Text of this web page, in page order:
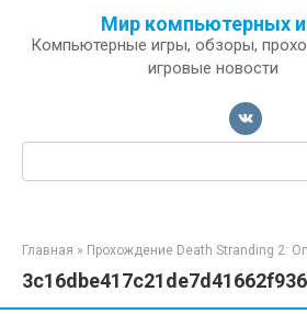
Мир компьютерных
Компьютерные игры, обзоры,
игровые новости
Поиск:
Главная » Прохождение Death Stranding 2: